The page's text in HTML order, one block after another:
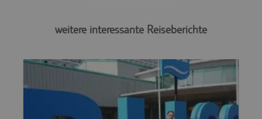
weitere interessante Reiseberichte